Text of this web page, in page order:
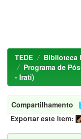
TEDE
Biblioteca
Programa de
- Irati)
Compartilhamento
Exportar este item: